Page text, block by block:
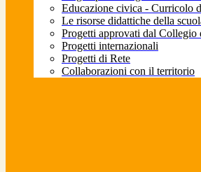
Educazione civica - Curricolo
Le risorse didattiche della
Progetti approvati dal Collegio
Progetti internazionali
Progetti di Rete
Collaborazioni con il territorio